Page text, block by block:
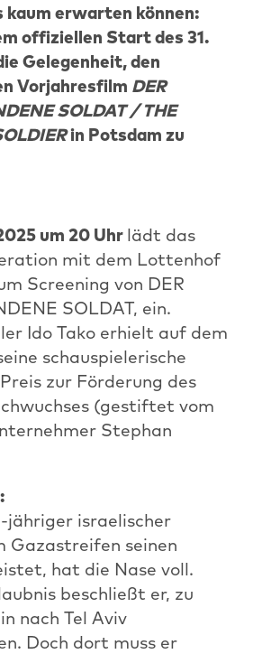
kaum erwarten können:
offiziellen Start des 31.
Gelegenheit, den
Vorjahresfilm DER
SOLDAT / THE
in Potsdam zu
um 20 Uhr lädt das
mit dem Lottenhof
Screening von DER
SOLDAT, ein.
Ido Tako erhielt auf dem
schauspielerische
zur Förderung des
(gestiftet vom
Stephan
jähriger israelischer
Gazastreifen seinen
hat die Nase voll.
beschließt er, zu
nach Tel Aviv
Doch dort muss er